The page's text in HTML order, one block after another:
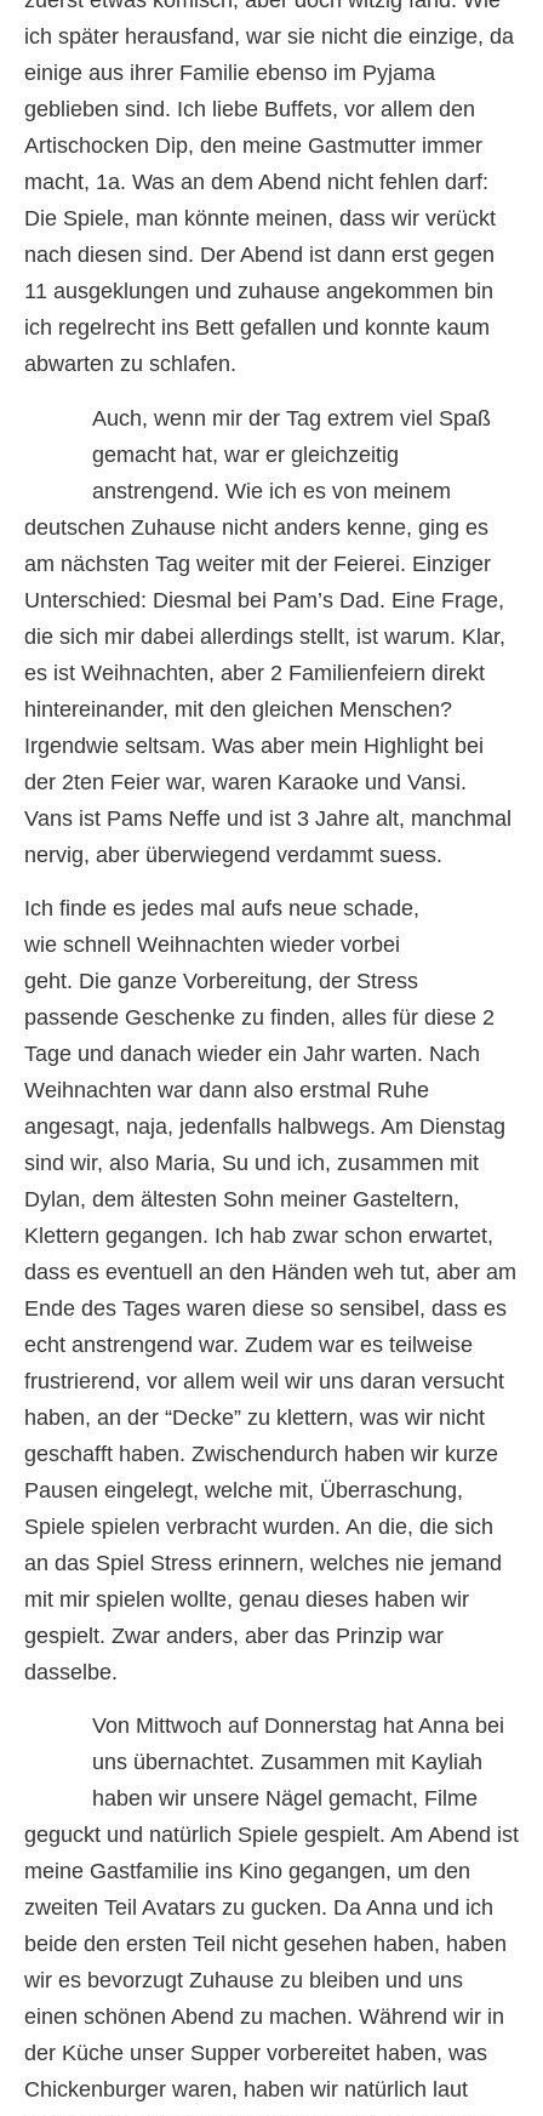
ich später herausfand, war sie nicht die einzige, da
einige aus ihrer Familie ebenso im Pyjama
geblieben sind. Ich liebe Buffets, vor allem den
Artischocken Dip, den meine Gastmutter immer
macht, 1a. Was an dem Abend nicht fehlen darf:
Die Spiele, man könnte meinen, dass wir verückt
nach diesen sind. Der Abend ist dann erst gegen
11 ausgeklungen und zuhause angekommen bin
ich regelrecht ins Bett gefallen und konnte kaum
abwarten zu schlafen.
Auch, wenn mir der Tag extrem viel Spaß
gemacht hat, war er gleichzeitig
anstrengend. Wie ich es von meinem
deutschen Zuhause nicht anders kenne, ging es
am nächsten Tag weiter mit der Feierei. Einziger
Unterschied: Diesmal bei Pam’s Dad. Eine Frage,
die sich mir dabei allerdings stellt, ist warum. Klar,
es ist Weihnachten, aber 2 Familienfeiern direkt
hintereinander, mit den gleichen Menschen?
Irgendwie seltsam. Was aber mein Highlight bei
der 2ten Feier war, waren Karaoke und Vansi.
Vans ist Pams Neffe und ist 3 Jahre alt, manchmal
nervig, aber überwiegend verdammt suess.
Ich finde es jedes mal aufs neue schade,
wie schnell Weihnachten wieder vorbei
geht. Die ganze Vorbereitung, der Stress
passende Geschenke zu finden, alles für diese 2
Tage und danach wieder ein Jahr warten. Nach
Weihnachten war dann also erstmal Ruhe
angesagt, naja, jedenfalls halbwegs. Am Dienstag
sind wir, also Maria, Su und ich, zusammen mit
Dylan, dem ältesten Sohn meiner Gasteltern,
Klettern gegangen. Ich hab zwar schon erwartet,
dass es eventuell an den Händen weh tut, aber am
Ende des Tages waren diese so sensibel, dass es
echt anstrengend war. Zudem war es teilweise
frustrierend, vor allem weil wir uns daran versucht
haben, an der “Decke” zu klettern, was wir nicht
geschafft haben. Zwischendurch haben wir kurze
Pausen eingelegt, welche mit, Überraschung,
Spiele spielen verbracht wurden. An die, die sich
an das Spiel Stress erinnern, welches nie jemand
mit mir spielen wollte, genau dieses haben wir
gespielt. Zwar anders, aber das Prinzip war
dasselbe.
Von Mittwoch auf Donnerstag hat Anna bei
uns übernachtet. Zusammen mit Kayliah
haben wir unsere Nägel gemacht, Filme
geguckt und natürlich Spiele gespielt. Am Abend ist
meine Gastfamilie ins Kino gegangen, um den
zweiten Teil Avatars zu gucken. Da Anna und ich
beide den ersten Teil nicht gesehen haben, haben
wir es bevorzugt Zuhause zu bleiben und uns
einen schönen Abend zu machen. Während wir in
der Küche unser Supper vorbereitet haben, was
Chickenburger waren, haben wir natürlich laut